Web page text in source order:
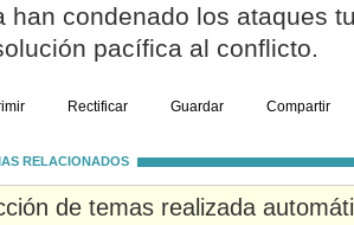
han condenado los ataques
pacífica al conflicto.
Rectificar Guardar Compartir
RELACIONADOS
de temas realizada